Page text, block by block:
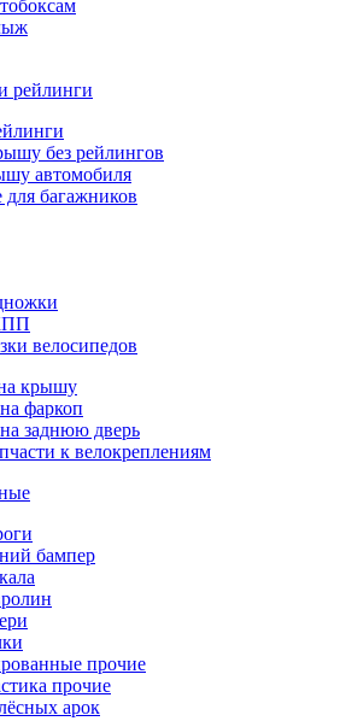
рейлинги
без рейлингов
автомобиля
багажников
велосипедов
крышу
фаркоп
заднюю дверь
к велокреплениям
бампер
прочие
прочие
арок